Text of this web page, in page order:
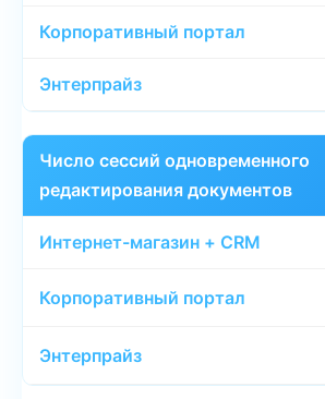
Число сессий одновременного
редактирования документов